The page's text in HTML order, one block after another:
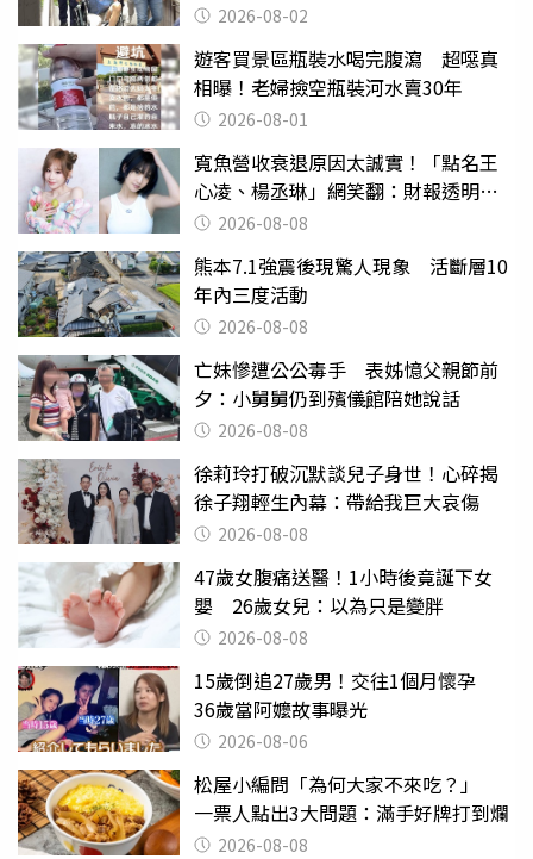
2026-08-02
遊客買景區瓶裝水喝完腹瀉 超噁真
相曝！老婦撿空瓶裝河水賣30年
2026-08-01
寬魚營收衰退原因太誠實！「點名王
心凌、楊丞琳」網笑翻：財報透明度
滿分2026-08-08
熊本7.1強震後現驚人現象 活斷層10
年內三度活動
2026-08-08
亡妹慘遭公公毒手 表姊憶父親節前
夕：小舅舅仍到殯儀館陪她說話
2026-08-08
徐莉玲打破沉默談兒子身世！心碎揭
徐子翔輕生內幕：帶給我巨大哀傷
2026-08-08
47歲女腹痛送醫！1小時後竟誕下女
嬰 26歲女兒：以為只是變胖
2026-08-08
15歲倒追27歲男！交往1個月懷孕
36歲當阿嬤故事曝光
2026-08-06
松屋小編問「為何大家不來吃？」
一票人點出3大問題：滿手好牌打到爛
2026-08-08